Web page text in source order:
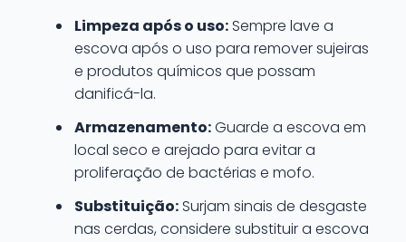
Limpeza após o uso: Sempre lave a
escova após o uso para remover sujeiras
e produtos químicos que possam
danificá-la.
Armazenamento:Guarde a escova em
local seco e arejado para evitar a
proliferação de bactérias e mofo.
Substituição: Surjam sinais de desgaste
nas cerdas, considere substituir a escova